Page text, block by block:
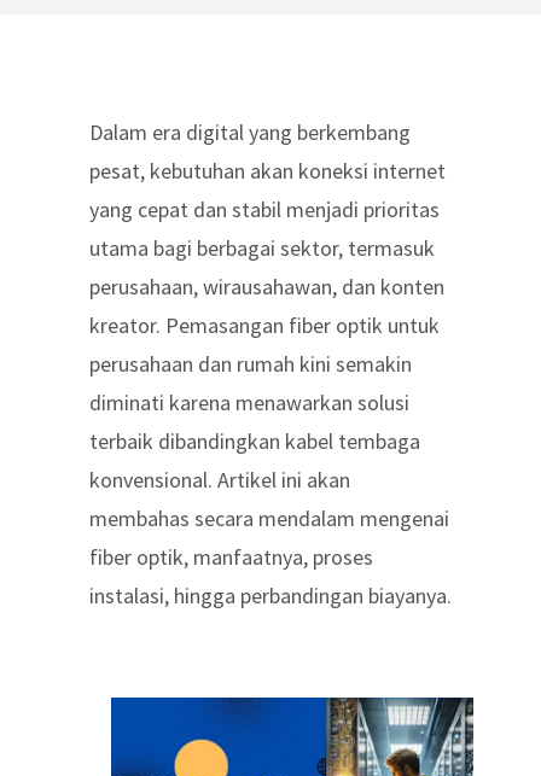
Dalam era digital yang berkembang
pesat, kebutuhan akan koneksi internet
yang cepat dan stabil menjadi prioritas
utama bagi berbagai sektor, termasuk
perusahaan, wirausahawan, dan konten
kreator. Pemasangan fiber optik untuk
perusahaan dan rumah kini semakin
diminati karena menawarkan solusi
terbaik dibandingkan kabel tembaga
konvensional. Artikel ini akan
membahas secara mendalam mengenai
fiber optik, manfaatnya, proses
instalasi, hingga perbandingan biayanya.